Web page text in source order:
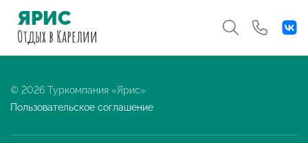
ЯРИС
Отдыхв Карелии
© 2026 Туркомпания «Ярис»
Пользовательское соглашение